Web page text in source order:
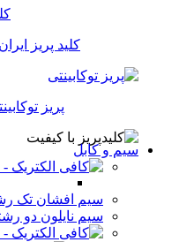
کلید پریز ایران
پریز
سیم و کابل
سیم افشان تک
سیم نایلون دو